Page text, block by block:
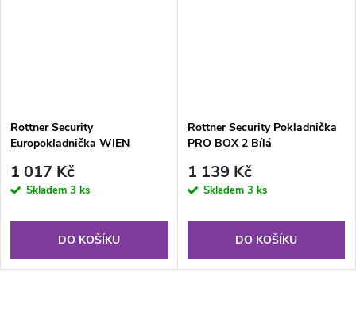
Rottner Security
Europokladnička WIEN
1 017 Kč
Skladem 3 ks
DO KOŠÍKU
Rottner Security Pokladnička
PRO BOX 2 Bílá
1 139 Kč
Skladem 3 ks
DO KOŠÍKU